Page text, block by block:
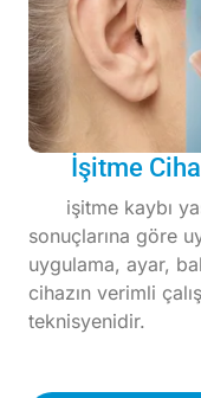
İşitme
işitme kaybı
sonuçlarına göre
uygulama, ayar,
cihazın verimli
teknisyenidir.